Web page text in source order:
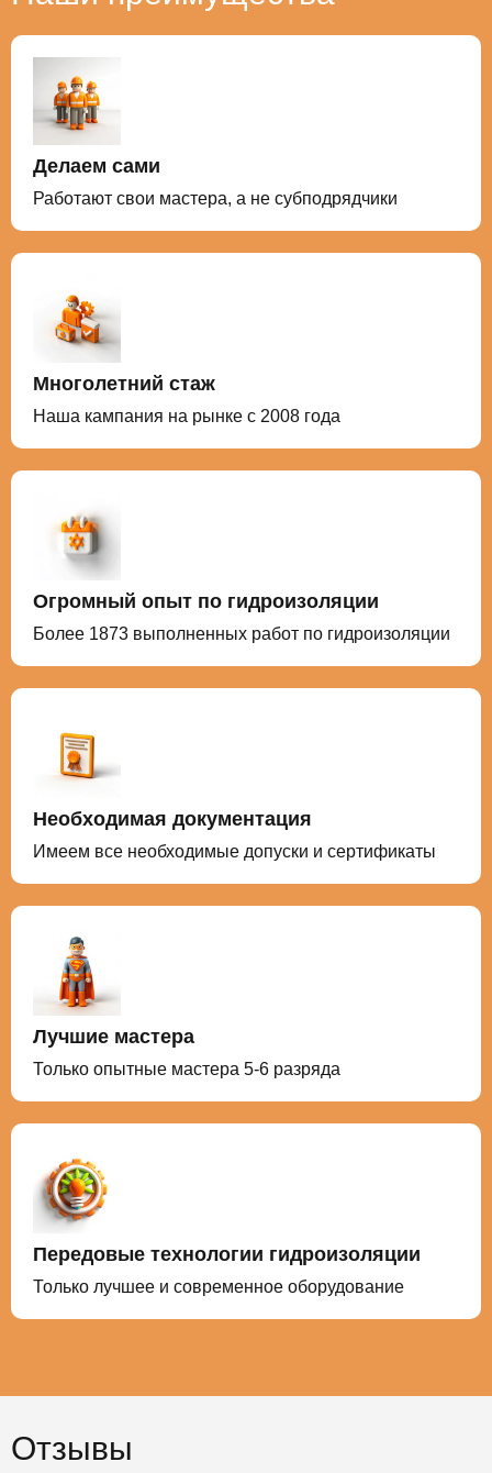
Делаем сами
Работают свои мастера, а не субподрядчики
Многолетний стаж
Наша кампания на рынке с 2008 года
Огромный опыт по гидроизоляции
Более 1873 выполненных работ по гидроизоляции
Необходимая документация
Имеем все необходимые допуски и сертификаты
Лучшие мастера
Только опытные мастера 5-6 разряда
Передовые технологии гидроизоляции
Только лучшее и современное оборудование
Отзывы